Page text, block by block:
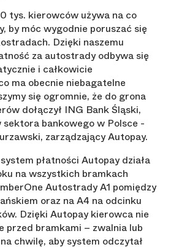
tys. kierowców używa na co
by móc wygodnie poruszać się
Dzięki naszemu
za autostrady odbywa się
i całkowicie
ma obecnie niebagatelne
się ogromnie, że do grona
dołączył ING Bank Śląski,
sektora bankowego w Polsce -
zarządzający Autopay.
płatności Autopay działa
na wszystkich bramkach
Autostrady A1 pomiędzy
oraz na A4 na odcinku
Dzięki Autopay kierowca nie
przed bramkami – zwalnia lub
chwilę, aby system odczytał